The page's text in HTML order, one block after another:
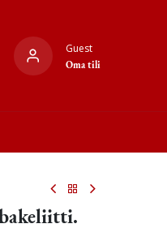
Guest
Oma tili